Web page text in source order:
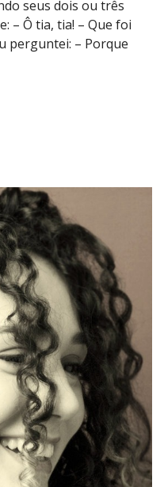
seus dois ou três
– Ô tia, tia! – Que foi
perguntei: – Porque